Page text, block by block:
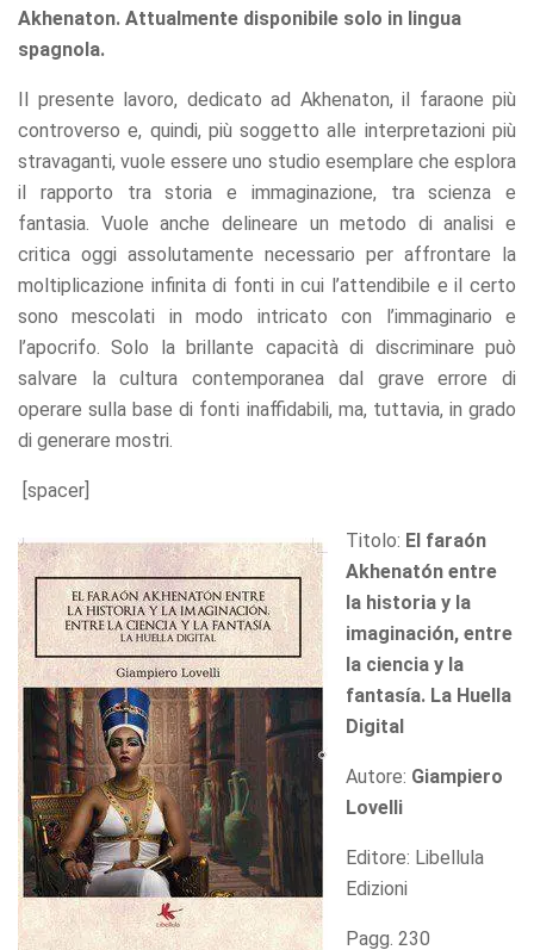
Akhenaton. Attualmente disponibile solo in lingua
spagnola.
Il presente lavoro, dedicato ad Akhenaton, il faraone più
controverso e, quindi, più soggetto alle interpretazioni più
stravaganti, vuole essere uno studio esemplare che esplora
il rapporto tra storia e immaginazione, tra scienza e
fantasia. Vuole anche delineare un metodo di analisi e
critica oggi assolutamente necessario per affrontare la
moltiplicazione infinita di fonti in cui l’attendibile e il certo
sono mescolati in modo intricato con l’immaginario e
l’apocrifo. Solo la brillante capacità di discriminare può
salvare la cultura contemporanea dal grave errore di
operare sulla base di fonti inaffidabili, ma, tuttavia, in grado
di generare mostri.
[spacer]
Titolo: El faraón
Akhenatón entre
la historia y la
imaginación, entre
la ciencia y la
fantasía. La Huella
Digital
Autore: Giampiero
Lovelli
Editore: Libellula
Edizioni
Pagg. 230
personalized
content and